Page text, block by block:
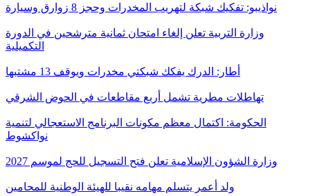
نواذيبو: تفكيك شبكة لتهريب المخدرات وحجز 8 زوارق وسيارة
وزارة التربية تعلن إلغاء امتحان ثمانية مترشحين في الدورة
التكميلية
أطار: الدرك يفكك شبكتي مخدرات ويوقف 13 مشتبها
تهاطلات مطرية تشمل أربع مقاطعات في الحوض الشرقي
الحكومة: اكتمال معظم مكونات البرنامج الاستعجالي لتنمية
نواكشوط
وزارة الشؤون الإسلامية تعلن فتح التسجيل للحج لموسم 2027
ولد أعمر يتسلم مهامه نقيبا للهيئة الوطنية للمحامين